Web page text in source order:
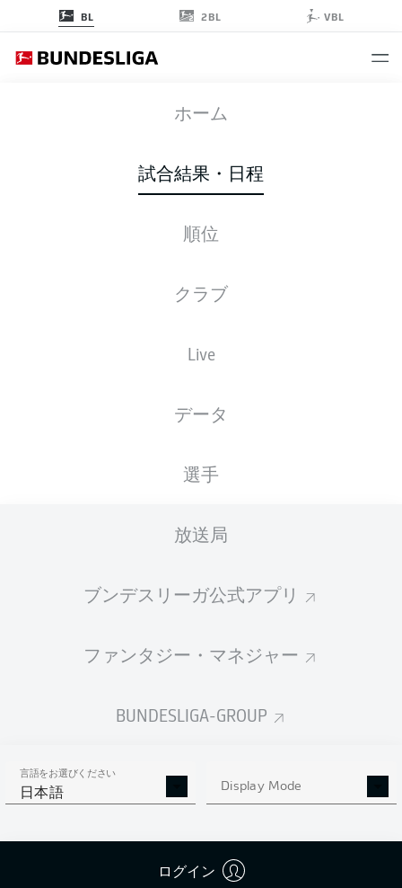
BL 2BL VBL
ホーム
試合結果・日程
順位
クラブ
Live
データ
選手
放送局
ブンデスリーガ公式アプリ
ファンタジー・マネジャー
BUNDESLIGA-GROUP
言語をお選びください
日本語 Display Mode
ログイン
SVW FCB
1 3
スターティングメンバー
1 1.35
510
81 % 成功率 88 %
PASS EFFICIENCY